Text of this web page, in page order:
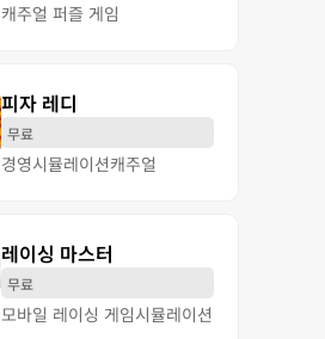
캐주얼 퍼즐 게임
피자 레디
무료
경영시뮬레이션캐주얼
레이싱 마스터
무료
모바일 레이싱 게임시뮬레이션